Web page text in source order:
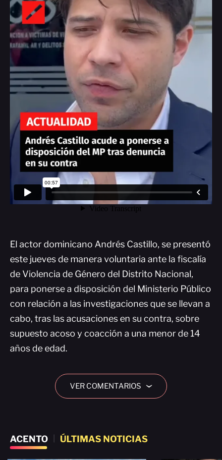
El actor dominicano Andrés Castillo, se presentó
este jueves de manera voluntaria ante la fiscalía
de Violencia de Género del Distrito Nacional,
para ponerse a disposición del Ministerio Público
con relación a las investigaciones que se llevan a
cabo, tras las acusaciones en su contra, sobre
supuesto acoso y coacción a una menor de 14
años de edad.
VER COMENTARIOS ›
ACENTO ÚLTIMAS NOTICIAS